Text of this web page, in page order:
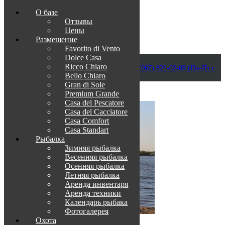
Приветствуем в Венеции на Каспии!
info@otdih-v-astrakhani.ru Как нас найти
+7 (967) 822-02-08 (Пн-Пт с
09:00 до 18:00)
Забронировать
О базе
Отзывы
Цены
Размещение
Favorito di Vento
Dolce Casa
Ricco Chiaro
Bello Chiaro
Gran di Sole
Premium Grande
Casa del Pescatore
Casa del Cacсiatore
Casa Comfort
Casa Standart
Рыбалка
Зимняя рыбалка
Весенняя рыбалка
Осенняя рыбалка
Летняя рыбалка
Аренда инвентаря
Аренда техники
Календарь рыбака
Фотогалерея
Охота